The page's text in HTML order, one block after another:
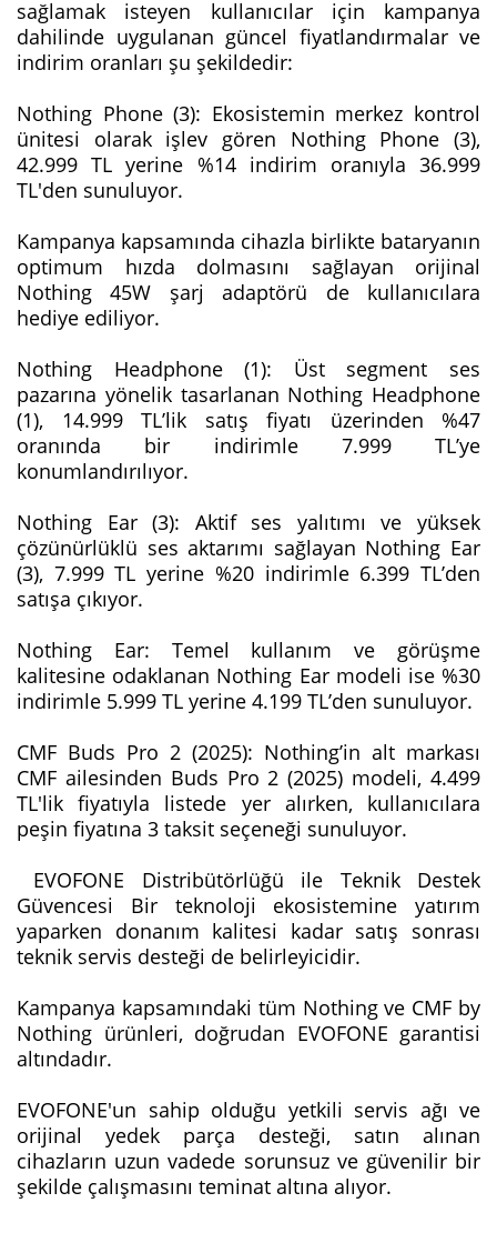
sağlamak isteyen kullanıcılar için kampanya
dahilinde uygulanan güncel fiyatlandırmalar ve
indirim oranları şu şekildedir:
Nothing Phone (3): Ekosistemin merkez kontrol
ünitesi olarak işlev gören Nothing Phone (3),
42.999 TL yerine %14 indirim oranıyla 36.999
TL'den sunuluyor.
Kampanya kapsamında cihazla birlikte bataryanın
optimum hızda dolmasını sağlayan orijinal
Nothing 45W şarj adaptörü de kullanıcılara
hediye ediliyor.
Nothing Headphone (1): Üst segment ses
pazarına yönelik tasarlanan Nothing Headphone
(1), 14.999 TL’lik satış fiyatı üzerinden %47
oranında bir indirimle 7.999 TL’ye
konumlandırılıyor.
Nothing Ear (3): Aktif ses yalıtımı ve yüksek
çözünürlüklü ses aktarımı sağlayan Nothing Ear
(3), 7.999 TL yerine %20 indirimle 6.399 TL’den
satışa çıkıyor.
Nothing Ear: Temel kullanım ve görüşme
kalitesine odaklanan Nothing Ear modeli ise %30
indirimle 5.999 TL yerine 4.199 TL’den sunuluyor.
CMF Buds Pro 2 (2025): Nothing’in alt markası
CMF ailesinden Buds Pro 2 (2025) modeli, 4.499
TL'lik fiyatıyla listede yer alırken, kullanıcılara
peşin fiyatına 3 taksit seçeneği sunuluyor.
EVOFONE Distribütörlüğü ile Teknik Destek
Güvencesi Bir teknoloji ekosistemine yatırım
yaparken donanım kalitesi kadar satış sonrası
teknik servis desteği de belirleyicidir.
Kampanya kapsamındaki tüm Nothing ve CMF by
Nothing ürünleri, doğrudan EVOFONE garantisi
altındadır.
EVOFONE'un sahip olduğu yetkili servis ağı ve
orijinal yedek parça desteği, satın alınan
cihazların uzun vadede sorunsuz ve güvenilir bir
şekilde çalışmasını teminat altına alıyor.